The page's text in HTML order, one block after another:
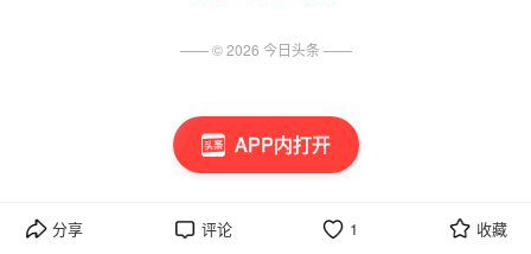
APP内打开
到过这种离谱的消费坑吗？评论区说说，让大
分享 评论 1 收藏
—— ©2026 今日头条 ——